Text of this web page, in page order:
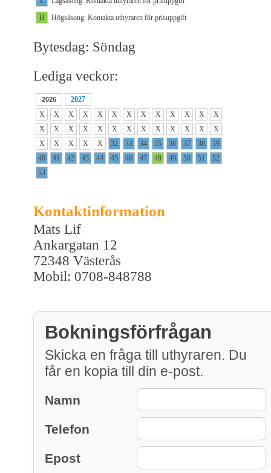
H
Högsäsong: Kontakta uthyraren för prisuppgift
Bytesdag: Söndag
Lediga veckor:
2026
2027
X
X X X X X X X X X X X
X
X
X X X X X X X X X X X
X
X
X X X X 32 33 34 35 36 37 38
39
40
41 42 43 44 45 46 47 48 49 50 51
52
53
Kontaktinformation
Mats Lif
Ankargatan 12
72348 Västerås
Mobil: 0708-848788
Bokningsförfrågan
Skicka en fråga till uthyraren. Du
får en kopia till din e-post.
Namn
Telefon
Epost